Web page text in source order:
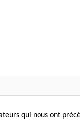
qui nous ont